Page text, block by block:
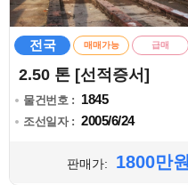
전국 매매가능 급매
2.50 톤 [선적증서]
물건번호 : 1845
조선일자 : 2005/6/24
판매가: 1800만원